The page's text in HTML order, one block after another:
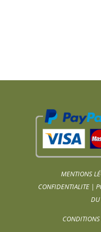
MENTIONS
CONFIDENTIALITE |
CONDITIONS